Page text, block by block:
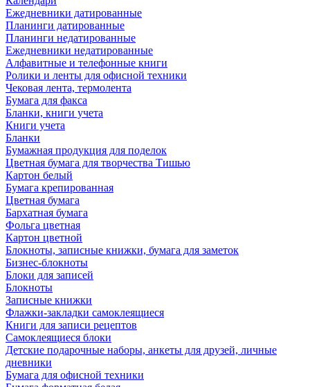
Ежедневники датированные
Планинги датированные
Планинги недатированные
Ежедневники недатированные
Алфавитные и телефонные книги
Ролики и ленты для офисной техники
Чековая лента, термолента
Бумага для факса
Бланки, книги учета
Книги учета
Бланки
Бумажная продукция для поделок
Цветная бумага для творчества Тишью
Картон белый
Бумага крепированная
Цветная бумага
Бархатная бумага
Фольга цветная
Картон цветной
Блокноты, записные книжки, бумага для заметок
Бизнес-блокноты
Блоки для записей
Блокноты
Записные книжки
Флажки-закладки самоклеящиеся
Книги для записи рецептов
Самоклеящиеся блоки
Детские подарочные наборы, анкеты для друзей, личные
дневники
Бумага для офисной техники